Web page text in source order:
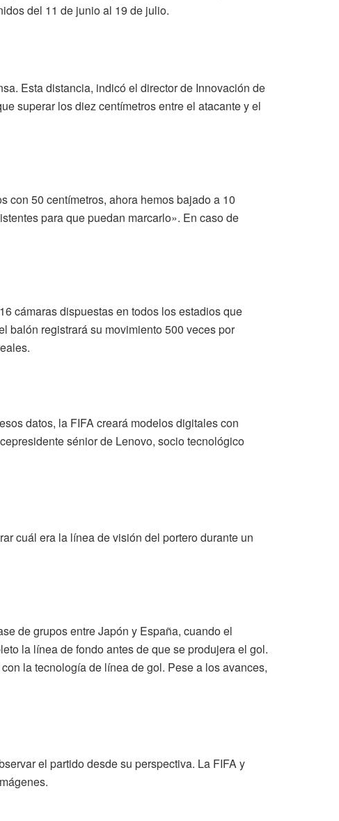
del 11 de junio al 19 de julio.
Esta distancia, indicó el director de Innovación de
superar los diez centímetros entre el atacante y el
con 50 centímetros, ahora hemos bajado a 10
para que puedan marcarlo». En caso de
cámaras dispuestas en todos los estadios que
balón registrará su movimiento 500 veces por
datos, la FIFA creará modelos digitales con
sénior de Lenovo, socio tecnológico
cuál era la línea de visión del portero durante un
de grupos entre Japón y España, cuando el
la línea de fondo antes de que se produjera el gol.
la tecnología de línea de gol. Pese a los avances,
el partido desde su perspectiva. La FIFA y